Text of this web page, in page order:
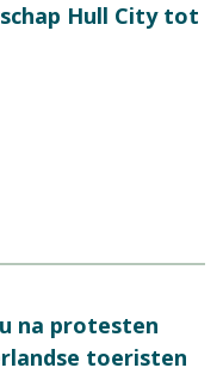
Hull City tot
na protesten
toeristen